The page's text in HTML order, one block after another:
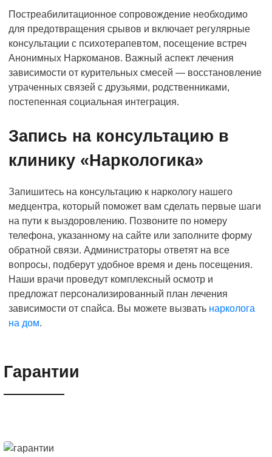
Постреабилитационное сопровождение необходимо
для предотвращения срывов и включает регулярные
консультации с психотерапевтом, посещение встреч
Анонимных Наркоманов. Важный аспект лечения
зависимости от курительных смесей — восстановление
утраченных связей с друзьями, родственниками,
постепенная социальная интеграция.
Запись на консультацию в
клинику «Наркологика»
Запишитесь на консультацию к наркологу нашего
медцентра, который поможет вам сделать первые шаги
на пути к выздоровлению. Позвоните по номеру
телефона, указанному на сайте или заполните форму
обратной связи. Администраторы ответят на все
вопросы, подберут удобное время и день посещения.
Наши врачи проведут комплексный осмотр и
предложат персонализированный план лечения
зависимости от спайса. Вы можете вызвать нарколога
на дом.
Гарантии